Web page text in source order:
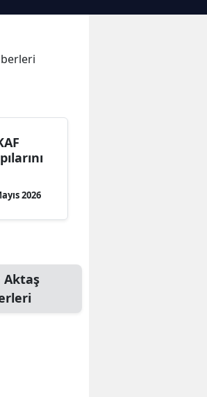
Çanakkale
2026
Aktaş